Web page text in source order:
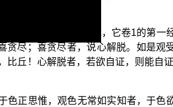
以《杂阿含经》来说，它卷1的第一
尽；喜贪尽者，说心解脱。如是观
丘！心解脱者，若欲自证，则能自证
正思惟，观色无常如实知者，于色